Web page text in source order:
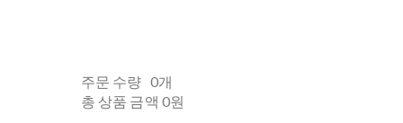
주문 수량 0개
총 상품 금액 0원